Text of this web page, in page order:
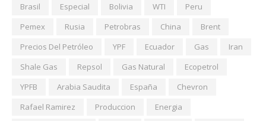
Brasil
Especial Bolivia WTI
Peru
Pemex
Rusia Petrobras China
Brent
Precios Del Petróleo
YPF Ecuador Gas
Iran
Shale Gas
Repsol Gas Natural
Ecopetrol
YPFB
Arabia Saudita España
Chevron
Rafael Ramirez
Produccion
Energia